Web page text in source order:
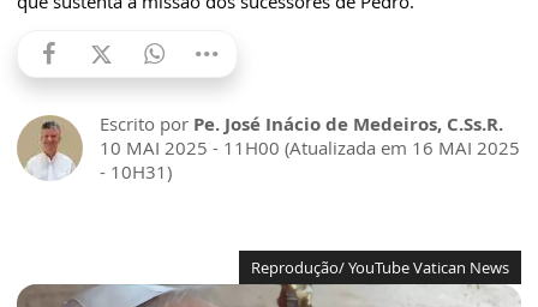
Escrito por Pe. José Inácio de Medeiros, C.Ss.R.
10 MAI 2025 - 11H00 (Atualizada em 16 MAI 2025
- 10H31)
Reprodução/ YouTube Vatican News